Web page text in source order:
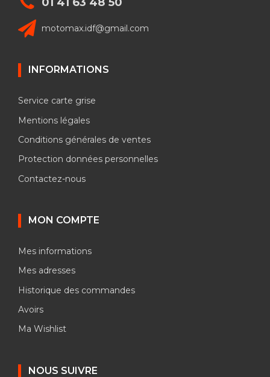
motomax.idf@gmail.com
INFORMATIONS
Service carte grise
Mentions légales
Conditions générales de ventes
Protection données personnelles
Contactez-nous
MON COMPTE
Mes informations
Mes adresses
Historique des commandes
Avoirs
Ma Wishlist
NOUS SUIVRE